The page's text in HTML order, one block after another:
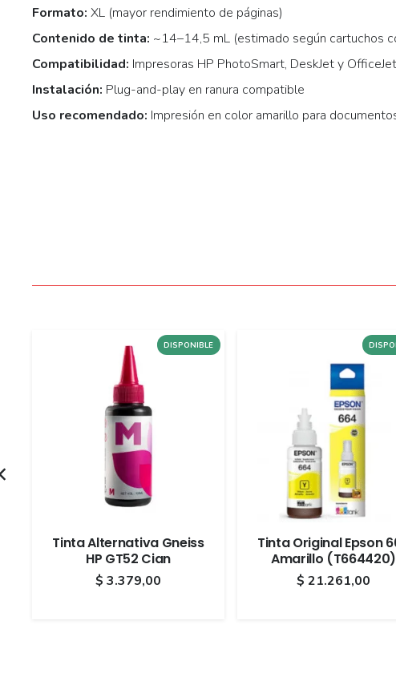
Formato: XL (mayor rendimiento de páginas)
Contenido de tinta: ~14–14,5 mL (estimado según cartuchos
Compatibilidad: Impresoras HP PhotoSmart, DeskJet y
Instalación: Plug-and-play en ranura compatible
Uso recomendado: Impresión en color amarillo para
DISPONIBLE
Tinta Alternativa Gneiss
HP GT52 Cian
$ 3.379,00
Tinta Original Epson
Amarillo (T664420)
$ 21.261,00